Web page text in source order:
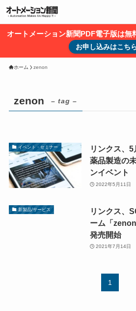
オートメーション新聞PDF電子版は無
お申し込みはこち
ホーム zenon
zenon – tag –
イベント・セミナー
リンクス、
薬品製造の
ンイベント
2022年5月11日
新製品/サービス
リンクス、
ーム「
発売開始
2021年7月14日
1